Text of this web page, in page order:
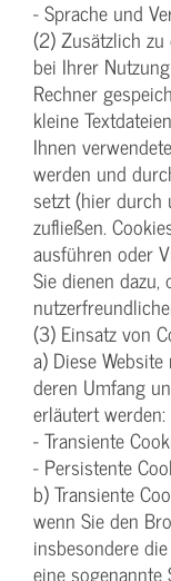
- Sprache und
(2) Zusätzlich
bei Ihrer
Rechner
kleine
Ihnen
werden und
setzt (hier durch
zufließen.
ausführen oder
Sie dienen
(3) Einsatz von
a) Diese
deren Umfang
erläutert werden:
- Transiente
- Persistente
b) Transiente
wenn Sie den
insbesondere
eine